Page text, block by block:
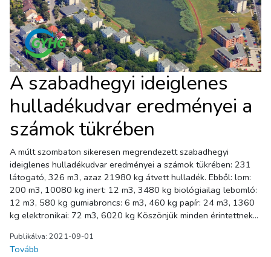
A szabadhegyi ideiglenes
hulladékudvar eredményei a
számok tükrében
A múlt szombaton sikeresen megrendezett szabadhegyi
ideiglenes hulladékudvar eredményei a számok tükrében: 231
látogató, 326 m3, azaz 21980 kg átvett hulladék. Ebből: lom:
200 m3, 10080 kg inert: 12 m3, 3480 kg biológiailag lebomló:
12 m3, 580 kg gumiabroncs: 6 m3, 460 kg papír: 24 m3, 1360
kg elektronikai: 72 m3, 6020 kg Köszönjük minden érintettnek
Publikálva: 2021-09-01
Tovább